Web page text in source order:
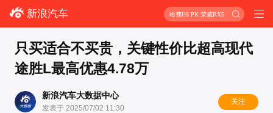
新浪汽车 哈弗H6 PK 荣威RX5
只买适合不买贵，关键性价比超高现代
途胜L最高优惠4.78万
新浪汽车大数据中心
发表于 2025/07/02 11:30
关注